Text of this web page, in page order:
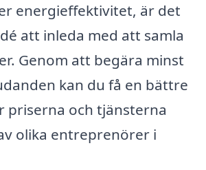
energieffektivitet, är det
att inleda med att samla
Genom att begära minst
kan du få en bättre
priserna och tjänsterna
olika entreprenörer i